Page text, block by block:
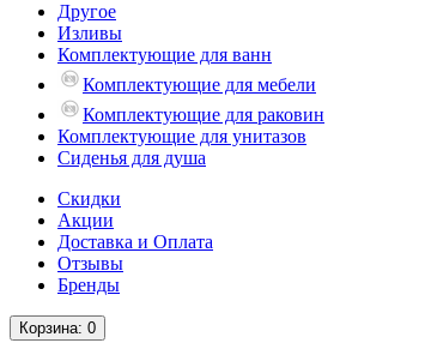
Другое
Изливы
Комплектующие для ванн
Комплектующие для мебели
Комплектующие для раковин
Комплектующие для унитазов
Сиденья для душа
Скидки
Акции
Доставка и Оплата
Отзывы
Бренды
Корзина: 0